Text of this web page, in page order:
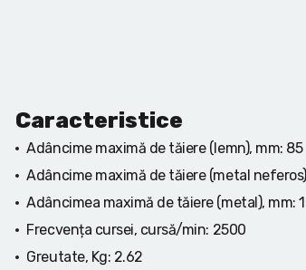
Caracteristice
Adâncime maximă de tăiere (lemn), mm: 85
Adâncime maximă de tăiere (metal
Adâncimea maximă de tăiere (metal), mm:
Frecvența cursei, cursă/min: 2500
Greutate, Kg: 2.62